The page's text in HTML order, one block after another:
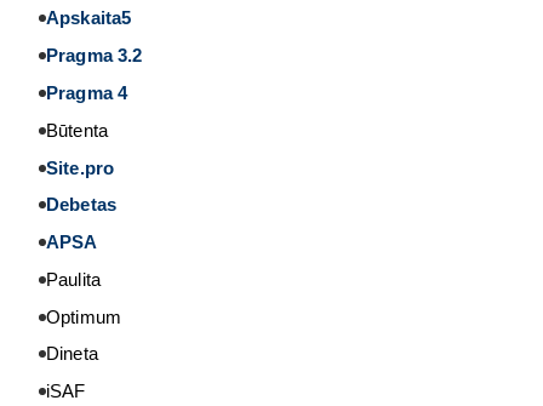
Apskaita5
Pragma 3.2
Pragma 4
Būtenta
Site.pro
Debetas
APSA
Paulita
Optimum
Dineta
iSAF